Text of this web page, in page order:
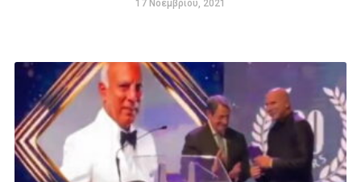
17 Νοεμβρίου, 2021